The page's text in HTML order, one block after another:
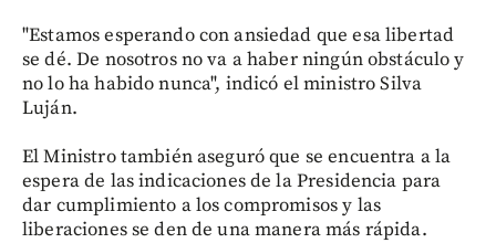
"Estamos esperando con ansiedad que esa libertad
se dé. De nosotros no va a haber ningún obstáculo y
no lo ha habido nunca", indicó el ministro Silva
Luján.
El Ministro también aseguró que se encuentra a la
espera de las indicaciones de la Presidencia para
dar cumplimiento a los compromisos y las
liberaciones se den de una manera más rápida.